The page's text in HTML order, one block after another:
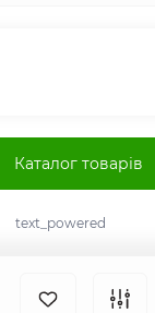
Каталог товарів
text_powered